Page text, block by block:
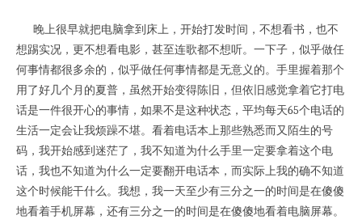
晚上很早就把电脑拿到床上，开始打发时间，不想看书，也不
想踢实况，更不想看电影，甚至连歌都不想听。一下子，似乎做任
何事情都很多余的，似乎做任何事情都是无意义的。手里握着那个
用了好几个月的夏普，虽然开始变得陈旧，但依旧感觉拿着它打电
话是一件很开心的事情，如果不是这种状态，平均每天65个电话的
生活一定会让我烦躁不堪。看着电话本上那些熟悉而又陌生的号
码，我开始感到迷茫了，我不知道为什么手里一定要拿着这个电
话，我也不知道为什么一定要翻开电话本，而实际上我的确不知道
这个时候能干什么。我想，我一天至少有三分之一的时间是在傻傻
地看着手机屏幕，还有三分之一的时间是在傻傻地看着电脑屏幕。